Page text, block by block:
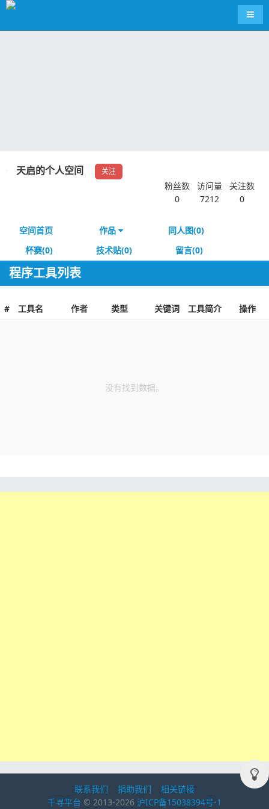
导航
天启的个人空间 关注
粉丝数
0
访问量
7212
关注数
0
空间首页 作品
同人图(0)
杯赛(0)
技术贴(0) 留言(0)
程序工具列表
# 工具名 作者 类型 关键词 工具简介 操作
没有找到数据。
联系我们 捐助我们
相关链接
千寻平台 © 2013-2026 沪ICP备15038394号-1